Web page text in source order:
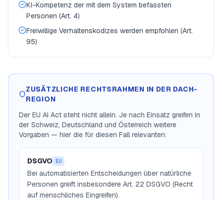
KI-Kompetenz der mit dem System befassten
Personen (Art. 4)
Freiwillige Verhaltenskodizes werden empfohlen (Art.
95)
ZUSÄTZLICHE RECHTSRAHMEN IN DER DACH-
REGION
Der EU AI Act steht nicht allein. Je nach Einsatz greifen in
der Schweiz, Deutschland und Österreich weitere
Vorgaben — hier die für diesen Fall relevanten:
DSGVO EU
Bei automatisierten Entscheidungen über natürliche
Personen greift insbesondere Art. 22 DSGVO (Recht
auf menschliches Eingreifen).